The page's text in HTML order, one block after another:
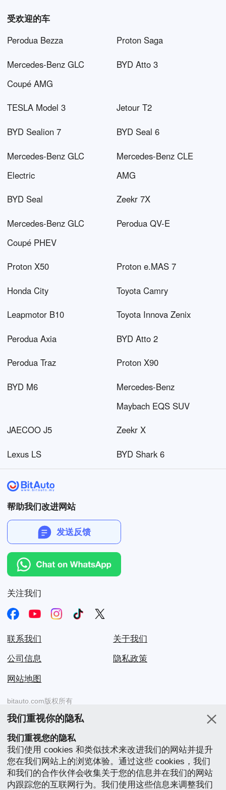
受欢迎的车
Perodua Bezza
Proton Saga
Mercedes-Benz GLC
Coupé AMG
BYD Atto 3
TESLA Model 3
Jetour T2
BYD Sealion 7
BYD Seal 6
Mercedes-Benz GLC
Electric
Mercedes-Benz CLE
AMG
BYD Seal
Zeekr 7X
Mercedes-Benz GLC
Coupé PHEV
Perodua QV-E
Proton X50
Proton e.MAS 7
Honda City
Toyota Camry
Leapmotor B10
Toyota Innova Zenix
Perodua Axia
BYD Atto 2
Perodua Traz
Proton X90
BYD M6
Mercedes-Benz
Maybach EQS SUV
JAECOO J5
Zeekr X
Lexus LS
BYD Shark 6
帮助我们改进网站
发送反馈
关注我们
联系我们 关于我们
公司信息 隐私政策
网站地图
bitauto.com版权所有
易车（www.yiche.com和www.bitauto.com）是中国互联网访问量最
大的汽车网站之一，我们会为您提供您当地的中国品牌汽车的详细
信息。
我们的网站
English 中文 Bahasa Melayu 繁體 English
我们重视你的隐私
我们重视您的隐私
我们使用 cookies 和类似技术来改进我们的网站并提升
您在我们网站上的浏览体验。通过这些 cookies，我们
和我们的合作伙伴会收集关于您的信息并在我们的网站
内跟踪您的互联网行为。我们使用这些信息来调整我们